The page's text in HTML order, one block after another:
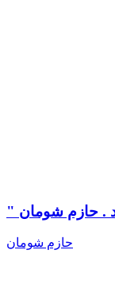
حازم شومان